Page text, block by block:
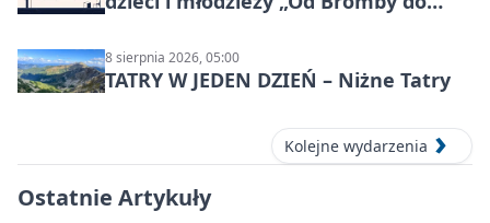
8 sierpnia 2026, 05:00
TATRY W JEDEN DZIEŃ – Niżne Tatry
Kolejne wydarzenia
Ostatnie Artykuły